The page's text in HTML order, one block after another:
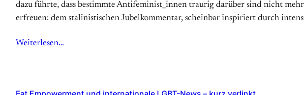
da­zu führ­te, dass be­stimmte Anti­feminist_innen trau­rig darüber sind nicht
erfreuen: dem stali­nisti­schen Ju­bel­kommen­tar, schein­bar in­spi­riert durch
Weiterlesen…